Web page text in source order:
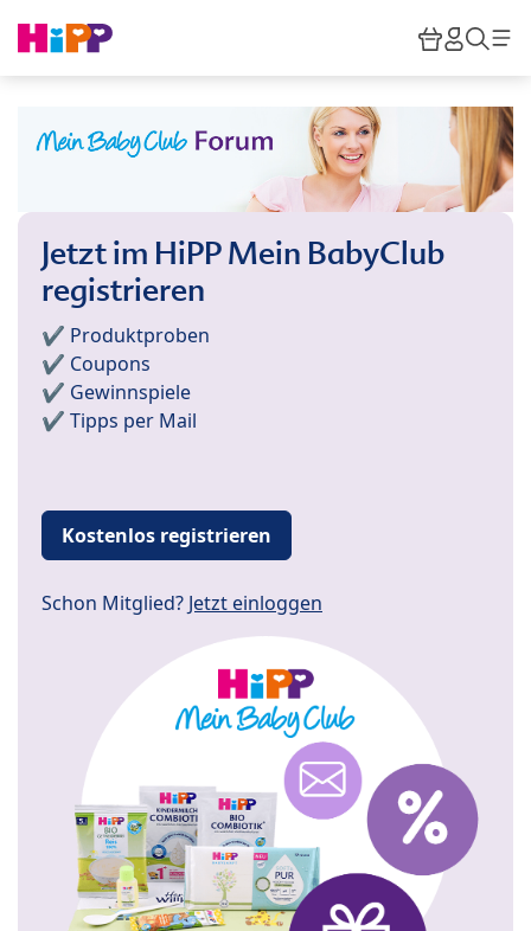
HiPP
Jetzt im HiPP Mein BabyClub
registrieren
✔️ Produktproben
✔️ Coupons
✔️ Gewinnspiele
✔️ Tipps per Mail
Kostenlos registrieren
Schon Mitglied? Jetzt einloggen